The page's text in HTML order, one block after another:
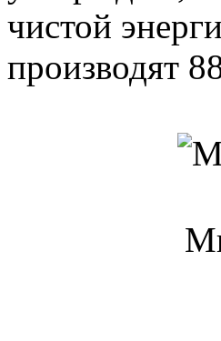
чистой
производят